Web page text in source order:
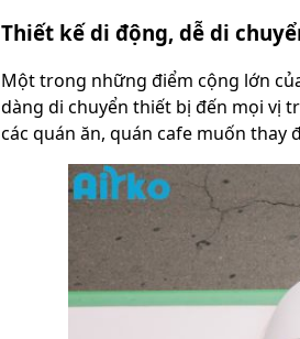
Thiết kế di động, dễ di
Một trong những điểm cộng lớn
dàng di chuyển thiết bị đến mọi vị
các quán ăn, quán cafe muốn